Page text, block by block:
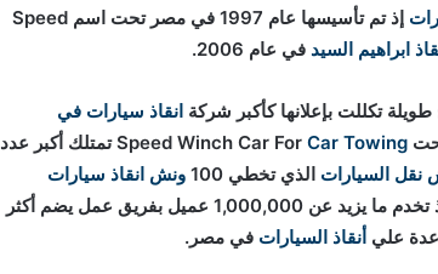
إذ تم تأسيسها عام 1997 في مصر تحت اسم Speed
ابراهيم السيد في عام 2006.
تكللت بإعلانها كأكبر شركة انقاذ سيارات في
Car Towing
تمتلك أكبر عدد
نقل السيارات الذي تخطي 100
ونش انقاذ سيارات
، إذ تخدم ما يزيد عن 1,000,000 عميل بفريق عمل يضم أكثر
أنقاذ السيارات في مصر.